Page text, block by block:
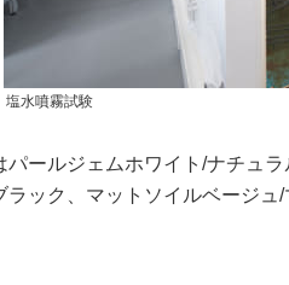
塩水噴霧試験
パールジェムホワイト/ナチュ
ラック、マットソイルベージュ